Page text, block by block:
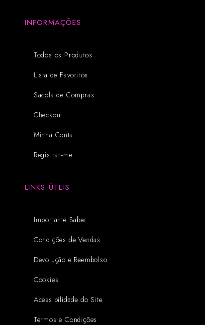
INFORMAÇÕES
Todos os Produtos
Lista de Favoritos
Sacola de Compras
Checkout
Minha Conta
Registrar-me
LINKS ÚTEIS
Importante Saber
Condições de Vendas
Devolução e Reembolso
Cookies
Acessibilidade do Site
Termos e Condições